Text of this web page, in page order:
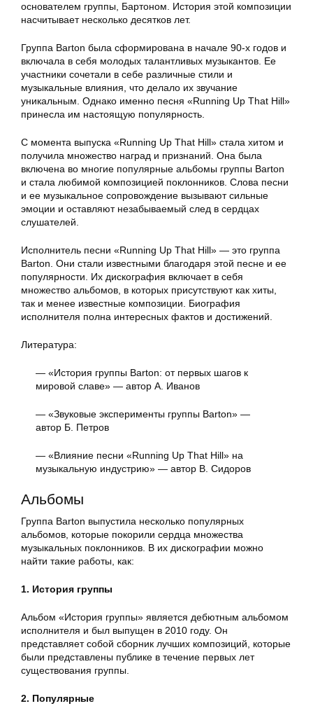
основателем группы, Бартоном. История этой композиции
насчитывает несколько десятков лет.
Группа Barton была сформирована в начале 90-х годов и
включала в себя молодых талантливых музыкантов. Ее
участники сочетали в себе различные стили и
музыкальные влияния, что делало их звучание
уникальным. Однако именно песня «Running Up That Hill»
принесла им настоящую популярность.
С момента выпуска «Running Up That Hill» стала хитом и
получила множество наград и признаний. Она была
включена во многие популярные альбомы группы Barton
и стала любимой композицией поклонников. Слова песни
и ее музыкальное сопровождение вызывают сильные
эмоции и оставляют незабываемый след в сердцах
слушателей.
Исполнитель песни «Running Up That Hill» — это группа
Barton. Они стали известными благодаря этой песне и ее
популярности. Их дискография включает в себя
множество альбомов, в которых присутствуют как хиты,
так и менее известные композиции. Биография
исполнителя полна интересных фактов и достижений.
Литература:
— «История группы Barton: от первых шагов к
мировой славе» — автор А. Иванов
— «Звуковые эксперименты группы Barton» —
автор Б. Петров
— «Влияние песни «Running Up That Hill» на
музыкальную индустрию» — автор В. Сидоров
Альбомы
Группа Barton выпустила несколько популярных
альбомов, которые покорили сердца множества
музыкальных поклонников. В их дискографии можно
найти такие работы, как:
1. История группы
Альбом «История группы» является дебютным альбомом
исполнителя и был выпущен в 2010 году. Он
представляет собой сборник лучших композиций, которые
были представлены публике в течение первых лет
существования группы.
2. Популярные